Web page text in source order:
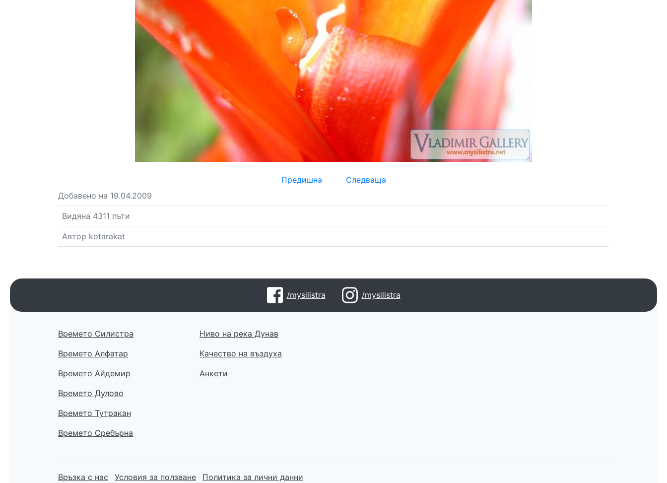
Предишна
Следваща
Добавено на 19.04.2009
Видяна 4311 пъти
Автор kotarakat
/mysilistra /mysilistra
Времето Силистра
Времето Алфатар
Времето Айдемир
Времето Дулово
Времето Тутракан
Времето Сребърна
Ниво на река Дунав
Качество на въздуха
Анкети
Връзка с нас Условия за ползване Политика за лични данни